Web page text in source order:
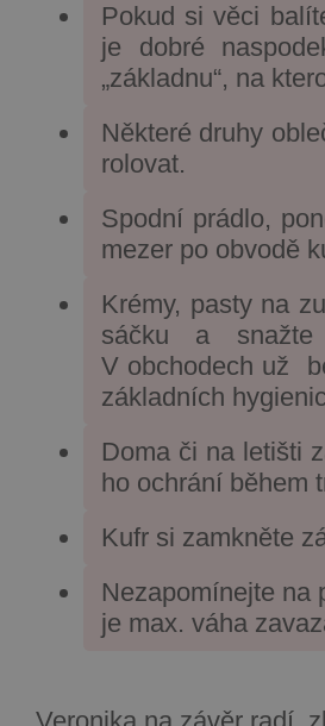
Pokud si věci
je dobré
„základnu“, na
Některé druhy
rolovat.
Spodní prádlo,
mezer po obvodě
Krémy, pasty na
sáčku a
V obchodech už
základních
Doma či na letišti
ho ochrání během
Kufr si zamkněte
Nezapomínejte na
je max. váha